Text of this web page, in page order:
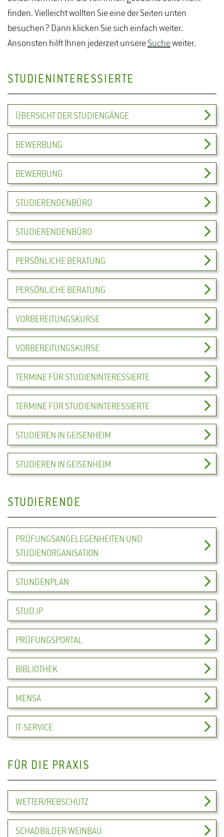
finden. Vielleicht wollten Sie eine der Seiten unten
besuchen? Dann klicken Sie sich einfach weiter.
Ansonsten hilft Ihnen jederzeit unsere Suche weiter.
STUDIENINTERESSIERTE
ÜBERSICHT DER STUDIENGÄNGE
BEWERBUNG
BEWERBUNG
STUDIERENDENBÜRO
STUDIERENDENBÜRO
PERSÖNLICHE BERATUNG
PERSÖNLICHE BERATUNG
VORBEREITUNGSKURSE
VORBEREITUNGSKURSE
TERMINE FÜR STUDIENINTERESSIERTE
TERMINE FÜR STUDIENINTERESSIERTE
STUDIEREN IN GEISENHEIM
STUDIEREN IN GEISENHEIM
STUDIERENDE
PRÜFUNGSANGELEGENHEITEN UND
STUDIENORGANISATION
STUNDENPLAN
STUD.IP
PRÜFUNGSPORTAL
BIBLIOTHEK
MENSA
IT-SERVICE
FÜR DIE PRAXIS
WETTER/REBSCHUTZ
SCHADBILDER WEINBAU